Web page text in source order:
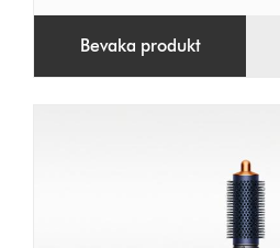
Bevaka produkt